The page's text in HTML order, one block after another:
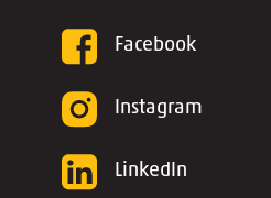
Facebook
Instagram
LinkedIn